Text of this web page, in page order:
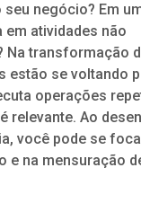
negócio? Em
atividades não
Na transformação
estão se voltando
operações
relevante. Ao
você pode se
e na mensuração